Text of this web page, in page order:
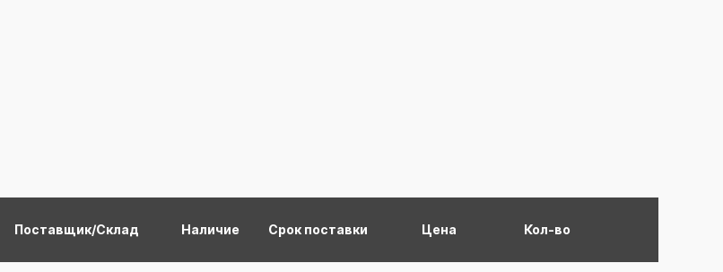
Поставщик/Склад Наличие Срок поставки Цена Кол-во